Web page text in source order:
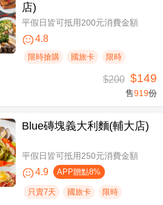
店)
平假日皆可抵用200元消費金額
4.8
限時搶購 國旅卡 限時
$200 $149
售919份
Blue磚塊義大利麵(輔大店)
平假日皆可抵用250元消費金額
4.9 APP贈點8%
只賣7天 國旅卡 限時